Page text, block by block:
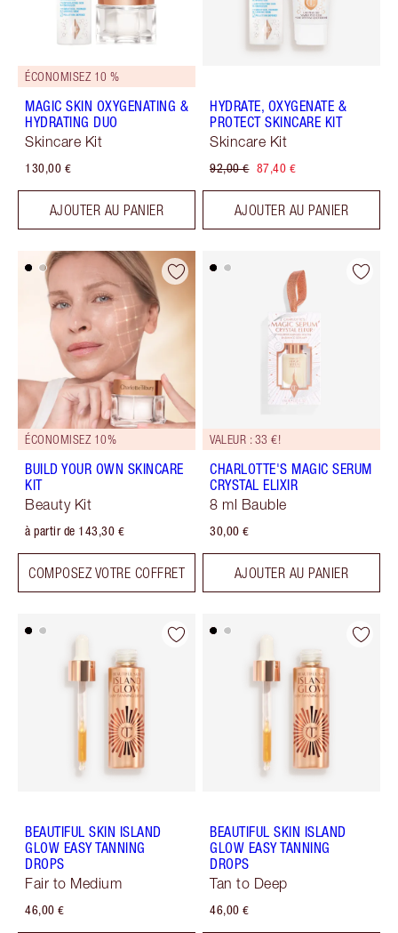
ÉCONOMISEZ 10 %
MAGIC SKIN OXYGENATING &
HYDRATING DUO
Skincare Kit
130,00 €
AJOUTER AU PANIER
HYDRATE, OXYGENATE &
PROTECT SKINCARE KIT
Skincare Kit
92,00 € 87,40 €
AJOUTER AU PANIER
ÉCONOMISEZ 10%
BUILD YOUR OWN SKINCARE
KIT
Beauty Kit
à partir de 143,30 €
COMPOSEZ VOTRE COFFRET
VALEUR : 33 €!
CHARLOTTE'S MAGIC SERUM
CRYSTAL ELIXIR
8 ml Bauble
30,00 €
AJOUTER AU PANIER
BEAUTIFUL SKIN ISLAND
GLOW EASY TANNING
DROPS
Fair to Medium
46,00 €
BEAUTIFUL SKIN ISLAND
GLOW EASY TANNING
DROPS
Tan to Deep
46,00 €